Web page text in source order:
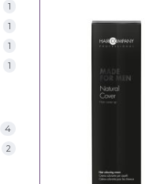
1
1
1
1
4
2